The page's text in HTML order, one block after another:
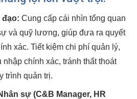
Cung cấp cái nhìn tổng quan
và quỹ lương, giúp đưa ra quyết
xác. Tiết kiệm chi phí quản lý,
nhập chính xác, tránh thất thoát
trình quản trị.
sự (C&B Manager, HR